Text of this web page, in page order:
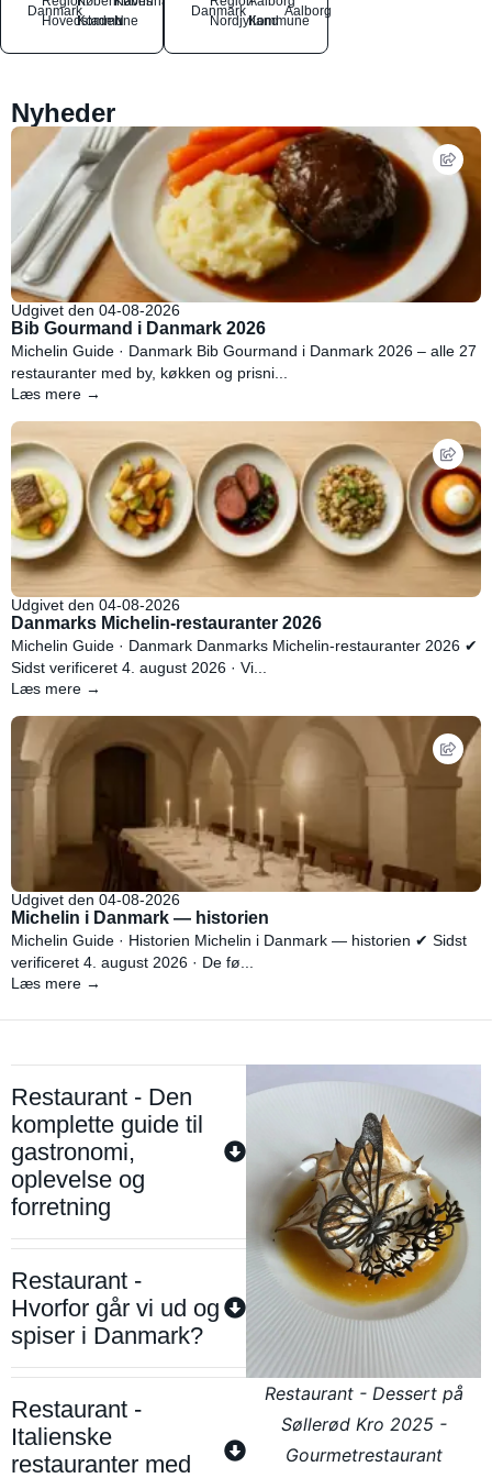
Danmark
Hovedstaden
Kommune
N
Danmark
NordjyllandKommune
Aalborg
Nyheder
Udgivet den 04-08-2026
Bib Gourmand i Danmark 2026
Michelin Guide · Danmark Bib Gourmand i Danmark 2026 – alle 27
restauranter med by, køkken og prisni...
Læs mere →
Udgivet den 04-08-2026
Danmarks Michelin-restauranter 2026
Michelin Guide · Danmark Danmarks Michelin-restauranter 2026 ✔
Sidst verificeret 4. august 2026 · Vi...
Læs mere →
Udgivet den 04-08-2026
Michelin i Danmark — historien
Michelin Guide · Historien Michelin i Danmark — historien ✔ Sidst
verificeret 4. august 2026 · De fø...
Læs mere →
Restaurant - Den
komplette guide til
gastronomi,
oplevelse og
forretning
Restaurant -
Hvorfor går vi ud og
spiser i Danmark?
Restaurant -
Italienske
restauranter med
Restaurant - Dessert på
Søllerød Kro 2025 -
Gourmetrestaurant